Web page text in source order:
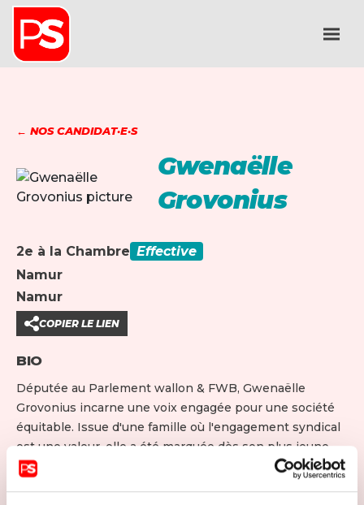
← NOS CANDIDAT·E·S
Gwenaëlle
Grovonius
2e à la Chambre Effective
Namur
Namur
COPIER LE LIEN
BIO
Députée au Parlement wallon & FWB, Gwenaëlle
Grovonius incarne une voix engagée pour une société
équitable. Issue d'une famille où l'engagement syndical
est une valeur, elle a été marquée dès son plus jeune
âge par les injustices, façonnant ainsi son chemin vers